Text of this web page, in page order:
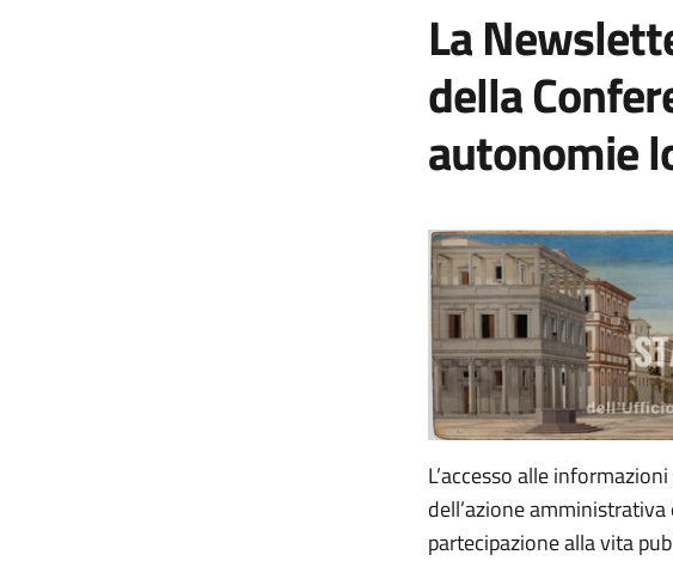
La
della
autonomie
L’accesso alle
dell’azione
partecipazione alla vita